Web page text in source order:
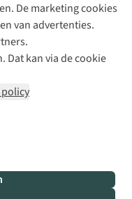
De marketing cookies
van advertenties.
Dat kan via de cookie
policy
Bever